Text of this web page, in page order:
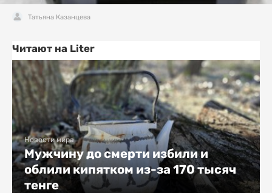
Татьяна Казанцева
Читают на Liter
Новости мира
Мужчину до смерти избили и
облили кипятком из-за 170 тысяч
тенге